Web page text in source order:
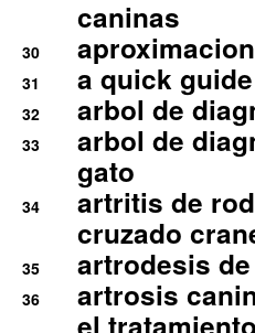
caninas
30
31 a quick
32 arbol de
33
arbol de
gato
34
artritis de
cruzado
35 artrodesis
36
artrosis
el